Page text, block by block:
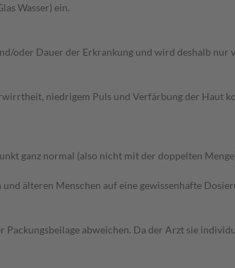
Wasser) ein.
oder Dauer der Erkrankung und wird deshalb nur
niedrigem Puls und Verfärbung der Haut
ganz normal (also nicht mit der doppelten
älteren Menschen auf eine gewissenhafte
abweichen. Da der Arzt sie